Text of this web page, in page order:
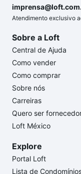
Atendimento exclusivo
Sobre a Loft
Central de Ajuda
Como vender
Como comprar
Sobre nós
Carreiras
Quero ser
Loft México
Explore
Portal Loft
Lista de